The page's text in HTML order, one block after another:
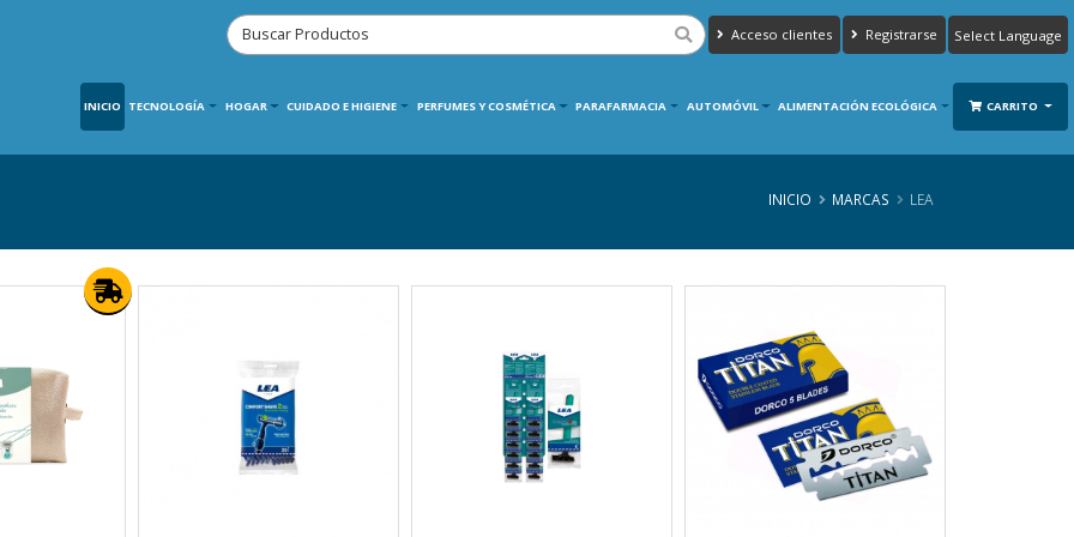
Acceso clientes Registrarse
Translate
INICIO TECNOLOGÍA HOGAR CUIDADO E HIGIENE PERFUMES Y COSMÉTICA PARAFARMACIA AUTOMÓVIL ALIMENTACIÓN ECOLÓGICA CARRITO
INICIO MARCAS LEA